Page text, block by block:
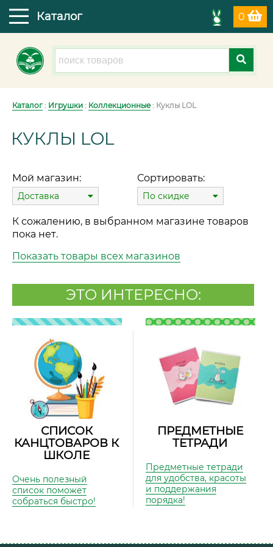
0
Каталог
Каталог: Игрушки : Коллекционные: Куклы LOL
КУКЛЫ LOL
Мой магазин:
Доставка
Сортировать:
По скидке
К сожалению, в выбранном магазине товаров
пока нет.
Показать товары всех магазинов
ЭТО ИНТЕРЕСНО:
СПИСОК
КАНЦТОВАРОВ К
ШКОЛЕ
Очень полезный
список поможет
собраться быстро!
ПРЕДМЕТНЫЕ
ТЕТРАДИ
Предметные тетради
для удобства, красоты
и поддержания
порядка!